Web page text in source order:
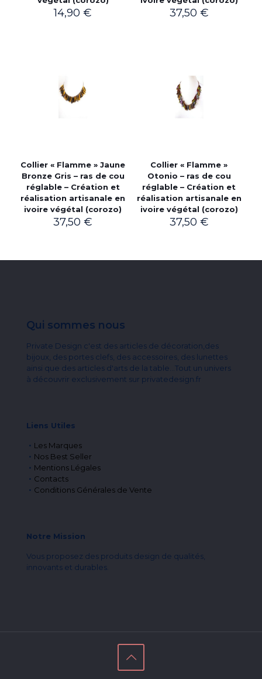
14,90€ 37,50 €
Collier « Flamme » Jaune
Bronze Gris – ras de cou
réglable – Création et
réalisation artisanale en
ivoire végétal (corozo)
37,50€
Collier « Flamme »
Otonio – ras de cou
réglable – Création et
réalisation artisanale en
ivoire végétal (corozo)
37,50 €
Qui sommes nous
Private Design c'est des articles de décoration,des
bijoux, des portes clefs, des accessoires, des lunettes
ainsi que des articles d'arts de la table...Tout un univers
à découvrir exclusivement sur privatedesign.fr
Liens Utiles
Les Marques
Nos Best Seller
Mentions Légales
Contacts
Conditions Générales de Vente
Notre Mission
Vous proposez des produits design de qualités,
innovants et durables.